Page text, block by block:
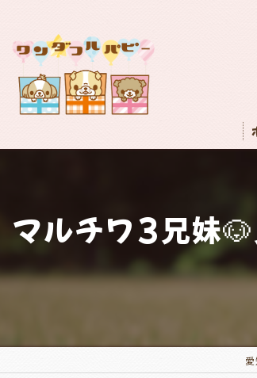
マルチワ3兄妹